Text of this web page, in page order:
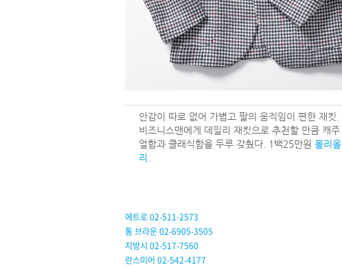
안감이 따로 없어 가볍고 팔의 움직임이 편한 재킷.
비즈니스맨에게 데일리 재킷으로 추천할 만큼 캐주
얼함과 클래식함을 두루 갖췄다. 1백25만원 볼리올
리
에트로 02-511-2573
톰 브라운 02-6905-3505
지방시 02-517-7560
란스미어 02-542-4177